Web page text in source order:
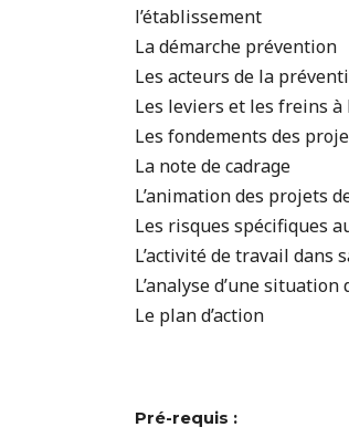
l’établissement
La démarche prévention
Les acteurs de la
Les leviers et les freins à
Les fondements des
La note de cadrage
L’animation des projets
Les risques spécifiques
L’activité de travail dans
L’analyse d’une
Le plan d’action
Pré-requis :